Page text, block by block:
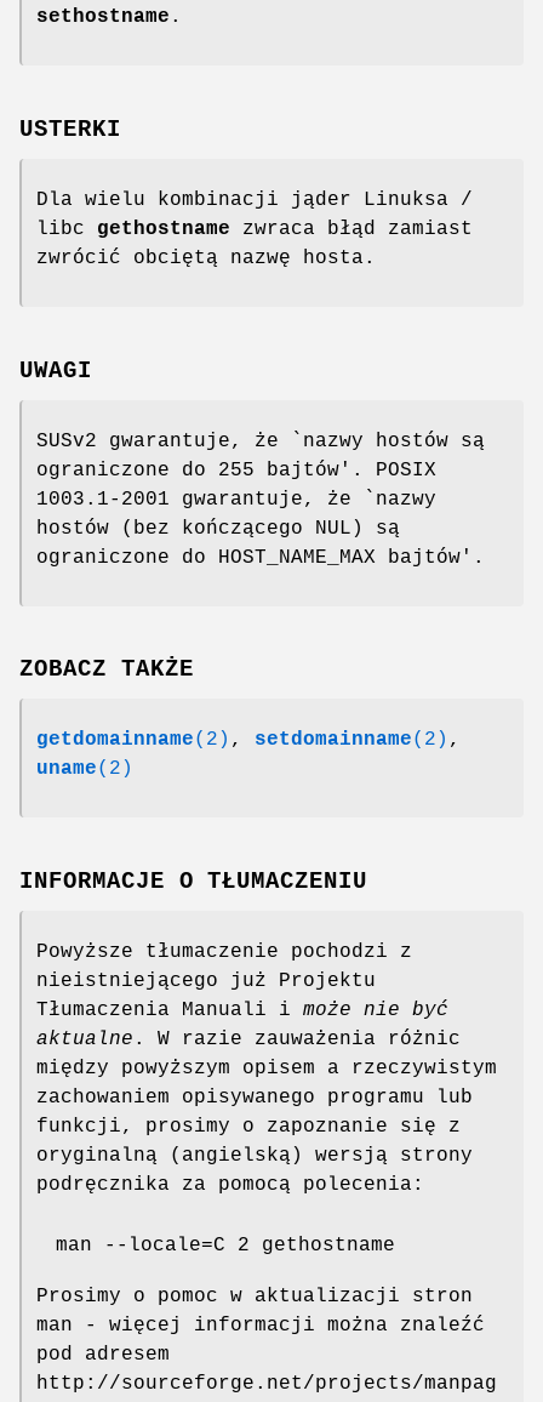
sethostname .
USTERKI
Dla wielu kombinacji jąder Linuksa /
libc gethostname zwraca błąd zamiast
zwrócić obciętą nazwę hosta.
UWAGI
SUSv2 gwarantuje, że `nazwy hostów są
ograniczone do 255 bajtów'. POSIX
1003.1-2001 gwarantuje, że `nazwy
hostów (bez kończącego NUL) są
ograniczone do HOST_NAME_MAX bajtów'.
ZOBACZ TAKŻE
getdomainname(2) , setdomainname(2) ,
uname(2)
INFORMACJE O TŁUMACZENIU
Powyższe tłumaczenie pochodzi z
nieistniejącego już Projektu
Tłumaczenia Manuali i może nie być
aktualne . W razie zauważenia różnic
między powyższym opisem a rzeczywistym
zachowaniem opisywanego programu lub
funkcji, prosimy o zapoznanie się z
oryginalną (angielską) wersją strony
podręcznika za pomocą polecenia:
man --locale=C 2 gethostname
Prosimy o pomoc w aktualizacji stron
man - więcej informacji można znaleźć
pod adresem
http://sourceforge.net/projects/manpag